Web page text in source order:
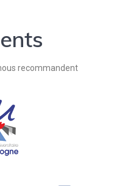
recommandent